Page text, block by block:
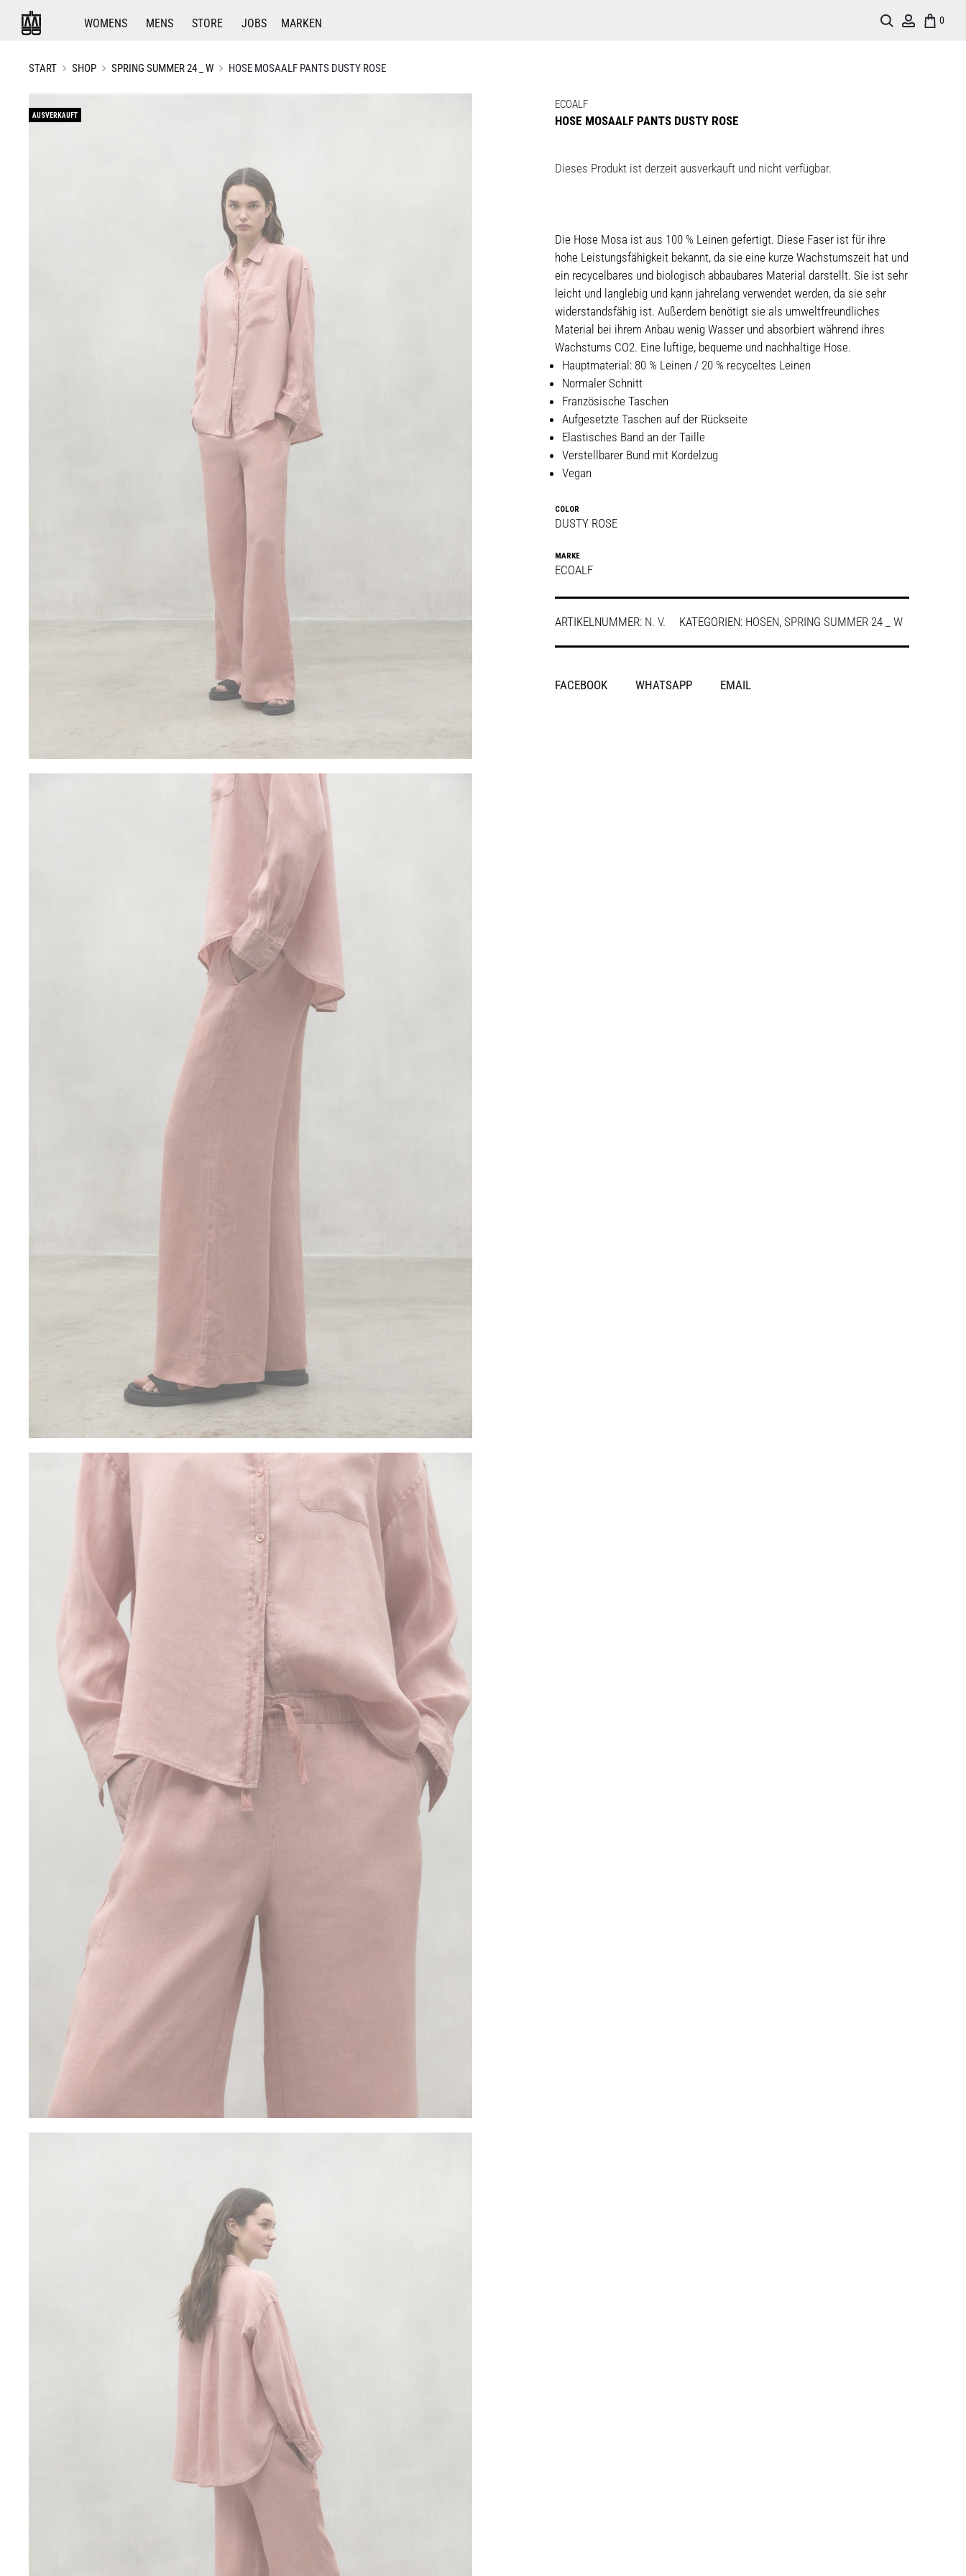
WOMENS MENS STORE JOBS MARKEN 0
Account
Search
START SHOP SPRING SUMMER 24 _ W HOSE MOSAALF PANTS DUSTY ROSE
AUSVERKAUFT
ECOALF
HOSE MOSAALF PANTS DUSTY ROSE
Dieses Produkt ist derzeit ausverkauft und nicht verfügbar.
Die Hose Mosa ist aus 100 % Leinen gefertigt. Diese Faser ist für ihre
hohe Leistungsfähigkeit bekannt, da sie eine kurze Wachstumszeit hat und
ein recycelbares und biologisch abbaubares Material darstellt. Sie ist sehr
leicht und langlebig und kann jahrelang verwendet werden, da sie sehr
widerstandsfähig ist. Außerdem benötigt sie als umweltfreundliches
Material bei ihrem Anbau wenig Wasser und absorbiert während ihres
Wachstums CO2. Eine luftige, bequeme und nachhaltige Hose.
Hauptmaterial: 80 % Leinen / 20 % recyceltes Leinen
Normaler Schnitt
Französische Taschen
Aufgesetzte Taschen auf der Rückseite
Elastisches Band an der Taille
Verstellbarer Bund mit Kordelzug
Vegan
COLOR
DUSTY ROSE
MARKE
ECOALF
ARTIKELNUMMER: N. V. KATEGORIEN: HOSEN, SPRING SUMMER 24 _ W
SHARE
FACEBOOK WHATSAPP EMAIL